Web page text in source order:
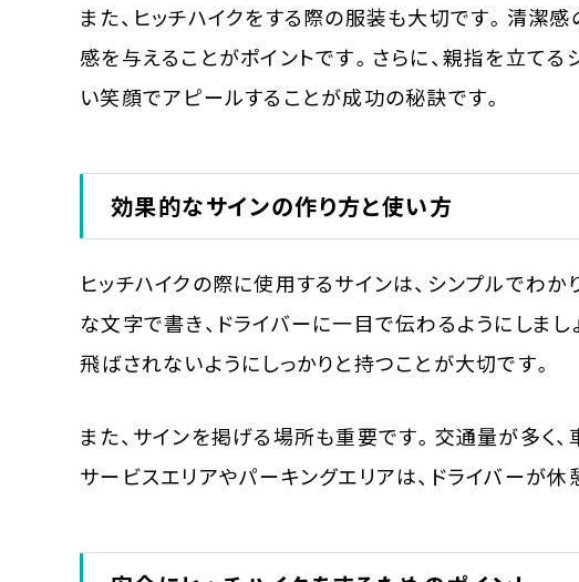
また、ヒッチハイクをする際の服装も大切です。清潔
感を与えることがポイントです。さらに、親指を立てる
い笑顔でアピールすることが成功の秘訣です。
効果的なサインの作り方と使い方
ヒッチハイクの際に使用するサインは、シンプルでわ
な文字で書き、ドライバーに一目で伝わるようにしま
飛ばされないようにしっかりと持つことが大切です。
また、サインを掲げる場所も重要です。交通量が多く
サービスエリアやパーキングエリアは、ドライバーが休